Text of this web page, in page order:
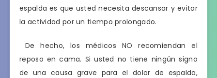
espalda es que usted necesita descansar y evitar
la actividad por un tiempo prolongado.
De hecho, los médicos NO recomiendan el
reposo en cama. Si usted no tiene ningún signo
de una causa grave para el dolor de espalda,